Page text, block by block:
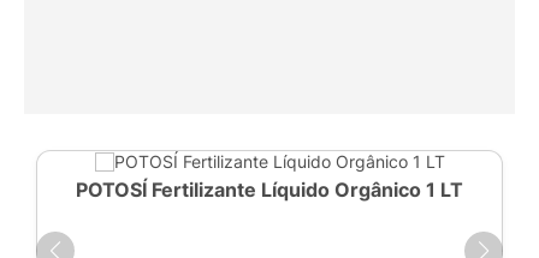
POTOSÍ Fertilizante Líquido Orgânico 1 LT